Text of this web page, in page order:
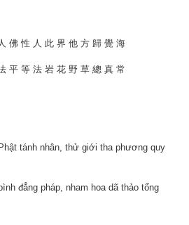
界 他 方 歸 覺 海
花 野 草 總 真 常
nhân, thử giới tha phương quy
pháp, nham hoa dã thảo tổng